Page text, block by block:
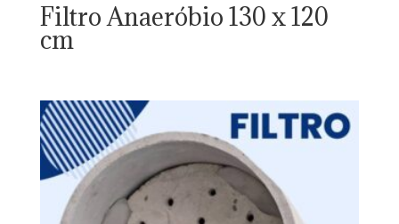
Filtro Anaeróbio 130 x 120
cm